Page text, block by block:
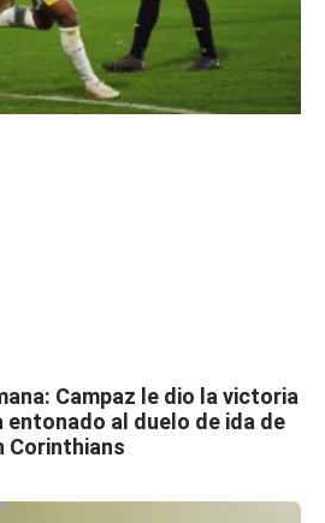
Campaz le dio la victoria
entonado al duelo de ida de
Corinthians